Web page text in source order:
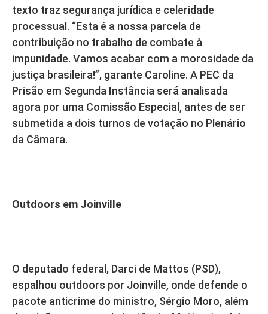
texto traz segurança jurídica e celeridade
processual. “Esta é a nossa parcela de
contribuição no trabalho de combate à
impunidade. Vamos acabar com a morosidade da
justiça brasileira!”, garante Caroline. A PEC da
Prisão em Segunda Instância será analisada
agora por uma Comissão Especial, antes de ser
submetida a dois turnos de votação no Plenário
da Câmara.
Outdoors em Joinville
O deputado federal, Darci de Mattos (PSD),
espalhou outdoors por Joinville, onde defende o
pacote anticrime do ministro, Sérgio Moro, além